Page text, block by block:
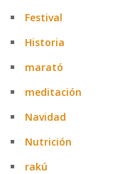
Festival
Historia
marató
meditación
Navidad
Nutrición
rakú